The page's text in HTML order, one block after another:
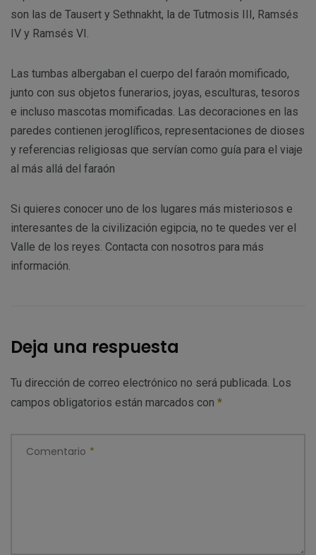
son las de Tausert y Sethnakht, la de Tutmosis III, Ramsés
IV y Ramsés VI.
Las tumbas albergaban el cuerpo del faraón momificado,
junto con sus objetos funerarios, joyas, esculturas, tesoros
e incluso mascotas momificadas. Las decoraciones en las
paredes contienen jeroglíficos, representaciones de dioses
y referencias religiosas que servían como guía para el viaje
al más allá del faraón
Si quieres conocer uno de los lugares más misteriosos e
interesantes de la civilización egipcia, no te quedes ver el
Valle de los reyes. Contacta con nosotros para más
información.
Deja una respuesta
Tu dirección de correo electrónico no será publicada. Los
campos obligatorios están marcados con *
Comentario *